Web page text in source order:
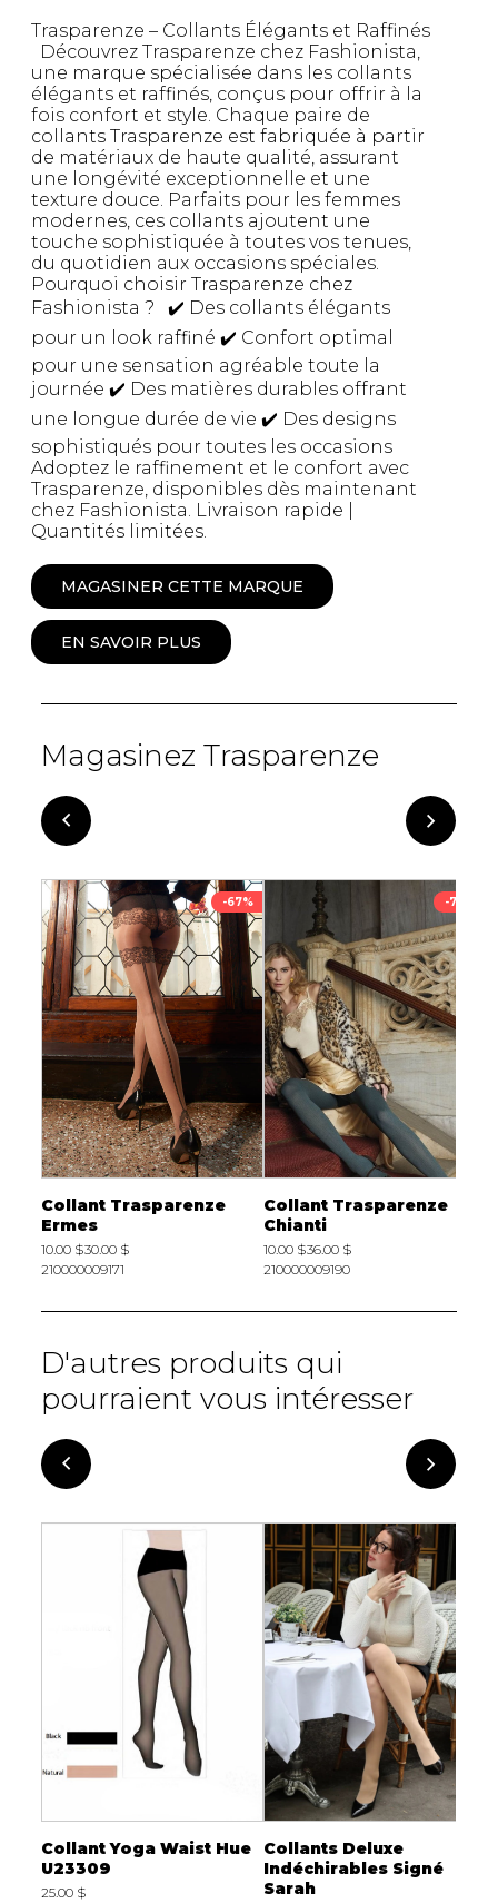
Trasparenze – Collants Élégants et Raffinés
Découvrez Trasparenze chez Fashionista,
une marque spécialisée dans les collants
élégants et raffinés, conçus pour offrir à la
fois confort et style. Chaque paire de
collants Trasparenze est fabriquée à partir
de matériaux de haute qualité, assurant
une longévité exceptionnelle et une
texture douce. Parfaits pour les femmes
modernes, ces collants ajoutent une
touche sophistiquée à toutes vos tenues,
du quotidien aux occasions spéciales.
Pourquoi choisir Trasparenze chez
Fashionista ? ✔️ Des collants élégants
pour un look raffiné ✔️ Confort optimal
pour une sensation agréable toute la
journée ✔️ Des matières durables offrant
une longue durée de vie ✔️ Des designs
sophistiqués pour toutes les occasions
Adoptez le raffinement et le confort avec
Trasparenze, disponibles dès maintenant
chez Fashionista. Livraison rapide |
Quantités limitées.
MAGASINER CETTE MARQUE
EN SAVOIR PLUS
Magasinez Trasparenze
-67%
Collant Trasparenze
Ermes
10.00 $30.00 $
210000009171
-72%
Collant Trasparenze
Chianti
10.00 $36.00 $
210000009190
D'autres produits qui
pourraient vous intéresser
Collant Yoga Waist Hue
U23309
25.00 $
Collants Deluxe
Indéchirables Signé
Sarah